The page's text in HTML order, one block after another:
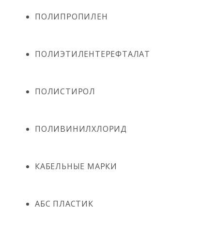
ПОЛИПРОПИЛЕН
ПОЛИЭТИЛЕНТЕРЕФТАЛАТ
ПОЛИСТИРОЛ
ПОЛИВИНИЛХЛОРИД
КАБЕЛЬНЫЕ МАРКИ
АБС ПЛАСТИК